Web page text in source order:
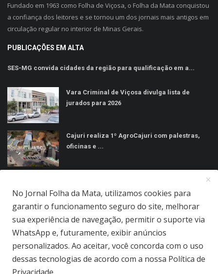
Fundado em 1963 como Folha de Viçosa, o Folha da Mata conquistou
a confiança dos leitores e se tornou um dos jornais mais antigos em
circulação regular no interior de Minas Gerais.
PUBLICAÇÕES EM ALTA
SES-MG convida cidades da região para qualificação em a...
Vara Criminal de Viçosa divulga lista de
jurados para 2026
Cajuri realiza 1º AgroCajuri com palestras,
oficinas e ...
Jornal Folha da Mata Ltda © 2026 - Todos direitos reservados.
Quem Somos
No Jornal Folha da Mata, utilizamos cookies para
garantir o funcionamento seguro do site, melhorar
sua experiência de navegação, permitir o suporte via
WhatsApp e, futuramente, exibir anúncios
personalizados. Ao aceitar, você concorda com o uso
dessas tecnologias de acordo com a nossa Política de